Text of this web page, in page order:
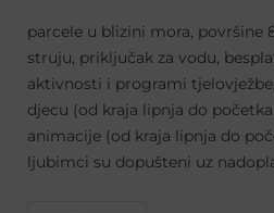
parcele u blizini mora, površine
struju, priključak za vodu,
aktivnosti i programi
djecu (od kraja lipnja do
animacije (od kraja lipnja do
ljubimci su dopušteni uz